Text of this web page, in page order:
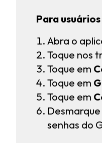
Para
Abra o
Toque nos
Toque em
Toque em
Toque em
senhas do